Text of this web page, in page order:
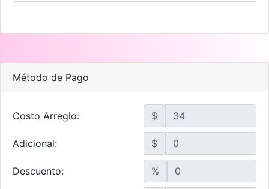
Método de Pago
Costo Arreglo: $
Adicional: $
Descuento: %